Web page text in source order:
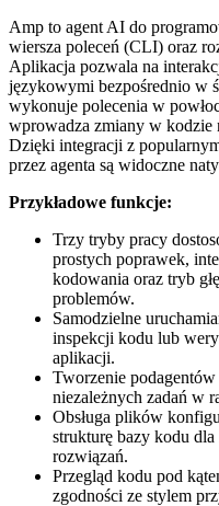
Amp to agent AI do
wiersza poleceń (CLI) oraz
Aplikacja pozwala na
językowymi bezpośrednio w
wykonuje polecenia w
wprowadza zmiany w kodzie
Dzięki integracji z
przez agenta są widoczne
Przykładowe funkcje:
Trzy tryby pracy
prostych poprawek,
kodowania oraz tryb
problemów.
Samodzielne
inspekcji kodu lub
aplikacji.
Tworzenie
niezależnych zadań w
Obsługa plików
strukturę bazy kodu
rozwiązań.
Przegląd kodu pod
zgodności ze stylem